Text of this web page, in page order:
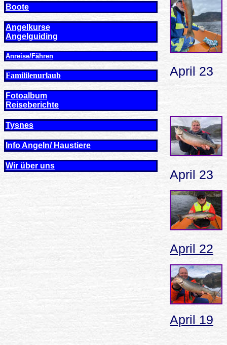
Boote
Angelkurse
Angel guiding
Anreise/Fähren
Famililenurlaub
Fotoalbum
Reiseberichte
Tysnes
Info Angeln/ Haustiere
Wir über uns
April 23
April 23
April 22
April 19